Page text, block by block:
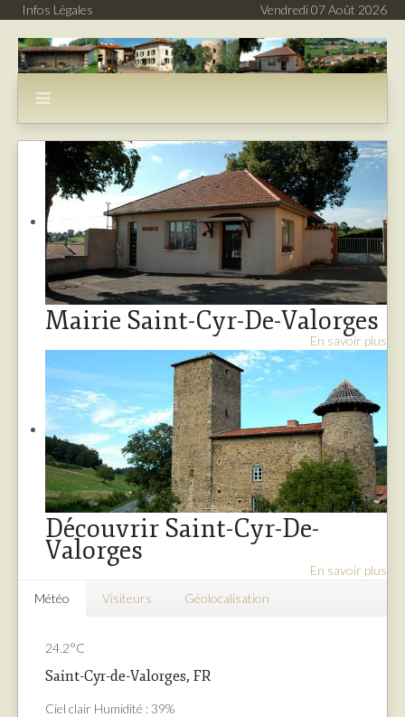
Infos Légales Vendredi 07 Août 2026
Mairie Saint-Cyr-De-Valorges
En savoir plus
Découvrir Saint-Cyr-De-
Valorges
En savoir plus
Météo
Visiteurs Géolocalisation
24.2°C
Saint-Cyr-de-Valorges, FR
Ciel clair Humidité : 39%